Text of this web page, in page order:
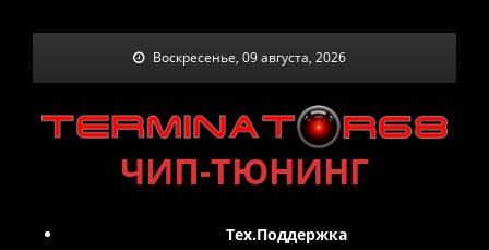
Воскресенье, 09 августа, 2026
ЧИП-ТЮНИНГ
Тех.Поддержка